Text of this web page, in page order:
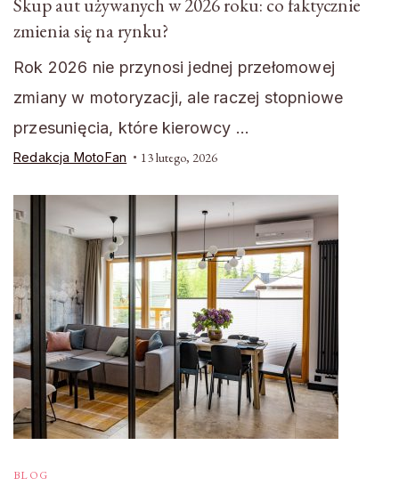
zmienia się na rynku?
Rok 2026 nie przynosi jednej przełomowej
zmiany w motoryzacji, ale raczej stopniowe
przesunięcia, które kierowcy …
Redakcja MotoFan 13 lutego, 2026
BLOG